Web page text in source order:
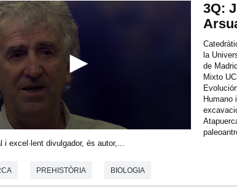
DE LA COMUNICACIÓ
DE L'EDUCACIÓ
TRADUCCIÓ I INTERPRETACIÓ PSICOLOGIA
3Q:
la
de
Mixto
Humano
i excel·lent divulgador, és autor,...
PREHISTÒRIA BIOLOGIA